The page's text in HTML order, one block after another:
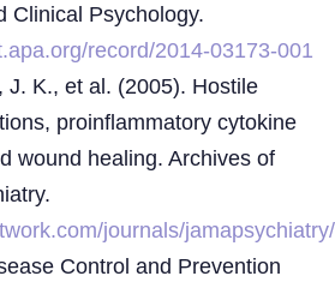
Clinical Psychology.
record/2014-03173-001
J. K., et al. (2005). Hostile
proinflammatory cytokine
wound healing. Archives of
journals/
Control and Prevention